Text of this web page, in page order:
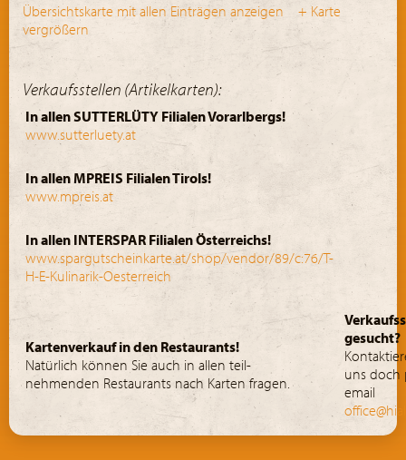
Übersichtskarte mit allen Einträgen anzeigen
+ Karte
vergrößern
Verkaufsstellen (Artikelkarten):
In allen SUTTERLÜTY Filialen Vorarlbergs!
www.sutterluety.at
In allen MPREIS Filialen Tirols!
www.mpreis.at
In allen INTERSPAR Filialen Österreichs!
www.spargutscheinkarte.at/shop/vendor/89/c:76/T-
H-E-Kulinarik-Oesterreich
Kartenverkauf in den Restaurants!
Natürlich können Sie auch in allen teil-
nehmenden Restaurants nach Karten fragen.
gesucht?
uns doch
email